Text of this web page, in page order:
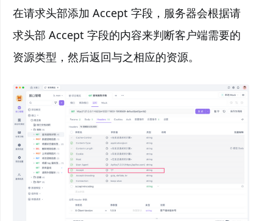
在请求头部添加 Accept 字段，服务器会根据请
求头部 Accept 字段的内容来判断客户端需要的
资源类型，然后返回与之相应的资源。